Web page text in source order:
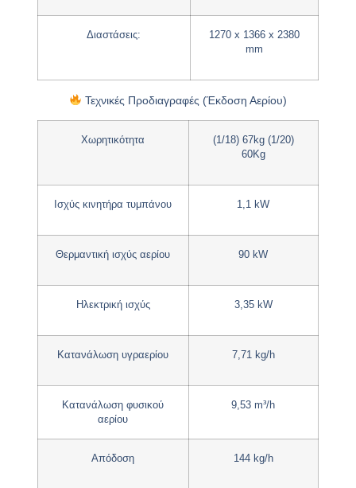
Διαστάσεις:
1270 x 1366 x 2380
mm
Τεχνικές Προδιαγραφές (Έκδοση Αερίου)
Χωρητικότητα
(1/18) 67kg (1/20)
60Kg
Ισχύς κινητήρα τυμπάνου 1,1 kW
Θερμαντική ισχύς αερίου 90 kW
Ηλεκτρική ισχύς 3,35 kW
Κατανάλωση υγραερίου 7,71 kg/h
Κατανάλωση φυσικού
αερίου
9,53 m³/h
Απόδοση 144 kg/h